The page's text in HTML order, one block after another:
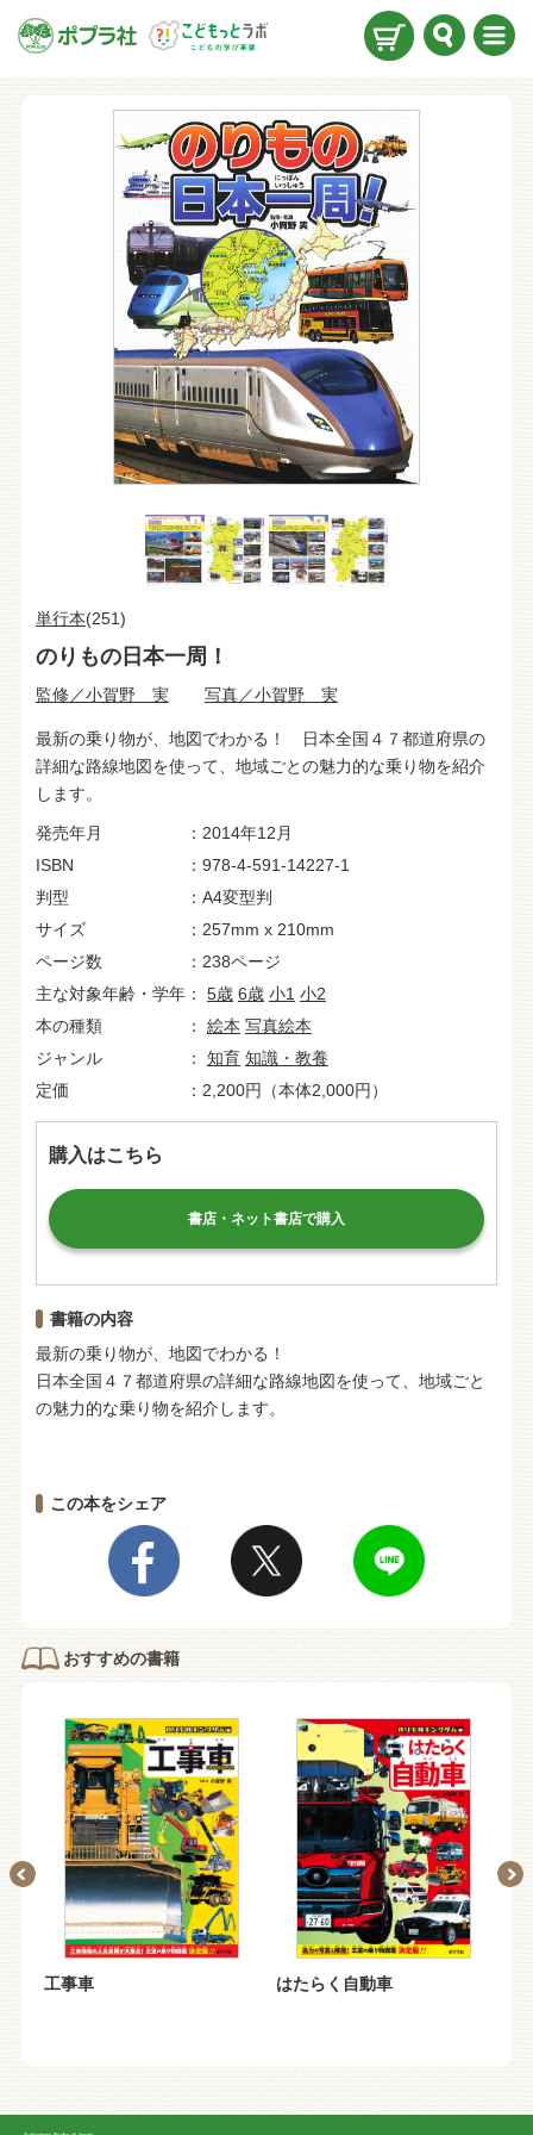
単行本(251)
のりもの日本一周！
監修／小賀野 実 写真／小賀野 実
最新の乗り物が、地図でわかる！ 日本全国４７都道府県の
詳細な路線地図を使って、地域ごとの魅力的な乗り物を紹介
します。
発売年月
2014年12月
ISBN
978-4-591-14227-1
判型
A4変型判
サイズ
257mm x 210mm
ページ数
238ページ
主な対象年齢・学年
5歳 6歳 小1 小2
本の種類
絵本 写真絵本
ジャンル
知育 知識・教養
定価
2,200円（本体2,000円）
購入はこちら
書店・ネット書店で購入
書籍の内容
最新の乗り物が、地図でわかる！
日本全国４７都道府県の詳細な路線地図を使って、地域ごと
の魅力的な乗り物を紹介します。
この本をシェア
おすすめの書籍
工事車 はたらく自動車